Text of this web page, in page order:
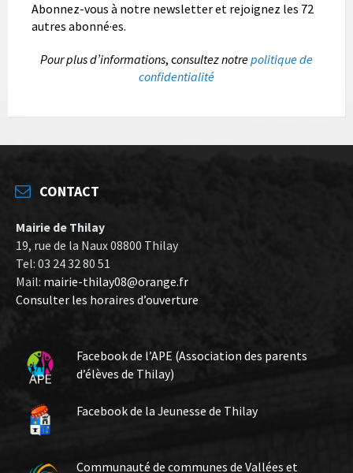
Abonnez-vous à notre newsletter et rejoignez les 72
autres abonné·es.
Pour plus d’informations, consultez notrepolitique de
confidentialité
CONTACT
Mairie de Thilay
19, rue de la Naux 08800 Thilay
Tel: 03 24 32 80 51
Mail: mairie-thilay08@orange.fr
Consulter les horaires d’ouverture
Facebook de l’APE (Association des parents
d’élèves de Thilay)
Facebook de la Jeunesse de Thilay
Communauté de communes de Vallées et